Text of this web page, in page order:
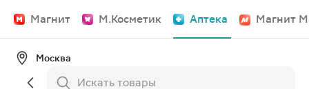
Магнит М.Косметик Аптека Магнит
Москва